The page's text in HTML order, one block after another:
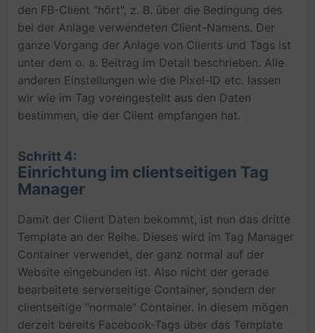
den FB-Client "hört", z. B. über die Bedingung des
bei der Anlage verwendeten Client-Namens. Der
ganze Vorgang der Anlage von Clients und Tags ist
unter dem o. a. Beitrag im Detail beschrieben. Alle
anderen Einstellungen wie die Pixel-ID etc. lassen
wir wie im Tag voreingestellt aus den Daten
bestimmen, die der Client empfangen hat.
Schritt 4:
Einrichtung im clientseitigen Tag
Manager
Damit der Client Daten bekommt, ist nun das dritte
Template an der Reihe. Dieses wird im Tag Manager
Container verwendet, der ganz normal auf der
Website eingebunden ist. Also nicht der gerade
bearbeitete serverseitige Container, sondern der
clientseitige "normale" Container. In diesem mögen
derzeit bereits Facebook-Tags über das Template